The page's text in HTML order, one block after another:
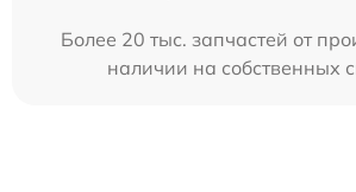
Более 20 тыс. запчастей от
наличии на собственных